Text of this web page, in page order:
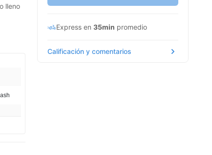
lleno
Express en 35min promedio
Calificación y comentarios